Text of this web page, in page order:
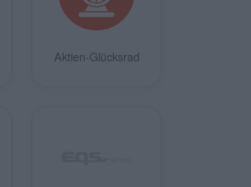
Aktien-Glücksrad